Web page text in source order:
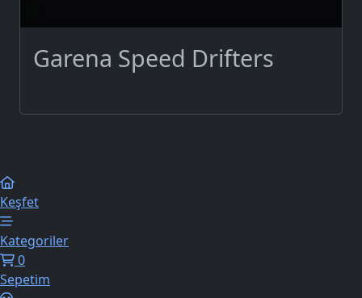
Garena Speed Drifters
Keşfet
Kategoriler
0
Sepetim